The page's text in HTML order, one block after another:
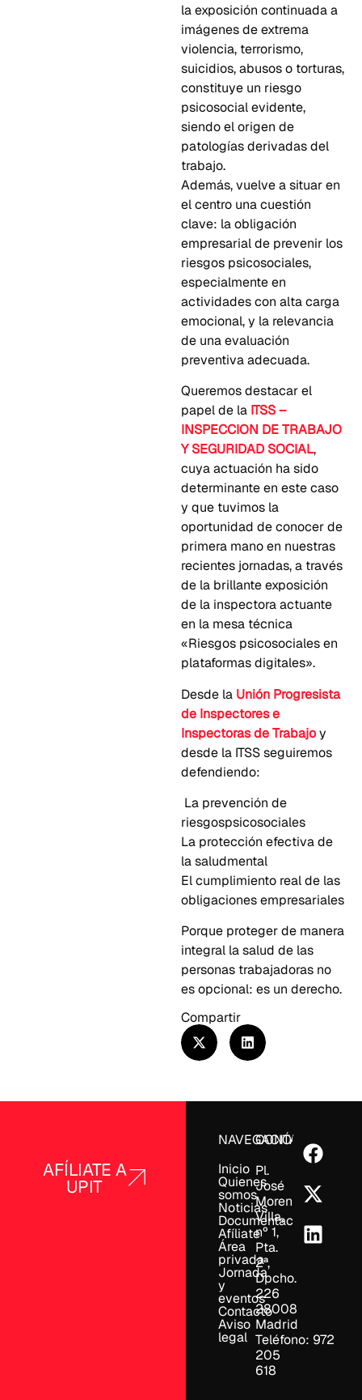
la exposición continuada a
imágenes de extrema
violencia, terrorismo,
suicidios, abusos o torturas,
constituye un riesgo
psicosocial evidente,
siendo el origen de
patologías derivadas del
trabajo.
Además, vuelve a situar en
el centro una cuestión
clave: la obligación
empresarial de prevenir los
riesgos psicosociales,
especialmente en
actividades con alta carga
emocional, y la relevancia
de una evaluación
preventiva adecuada.
Queremos destacar el
papel de la ITSS –
INSPECCION DE TRABAJO
Y SEGURIDAD SOCIAL,
cuya actuación ha sido
determinante en este caso
y que tuvimos la
oportunidad de conocer de
primera mano en nuestras
recientes jornadas, a través
de la brillante exposición
de la inspectora actuante
en la mesa técnica
«Riesgos psicosociales en
plataformas digitales».
Desde la Unión Progresista
de Inspectores e
Inspectoras de Trabajoy
desde la ITSS seguiremos
defendiendo:
La prevención de
riesgospsicosociales
La protección efectiva de
la saludmental
El cumplimiento real de las
obligaciones empresariales
Porque proteger de manera
integral la salud de las
personas trabajadoras no
es opcional: es un derecho.
Compartir
AFÍLIATE A
UPIT
NAVEGACIÓN
Inicio
Quienes
somos
Noticias
Documentación
Afíliate
Área
privada
Jornada
y
eventos
Contacto
Aviso
legal
CONTACTO
Pl.
José
Moreno
Villa,
nº 1,
Pta.
2ª,
Dpcho.
226
28008
Madrid
Teléfono: 972
205
618